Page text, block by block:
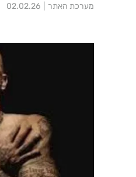
מערכת האתר 02.02.26